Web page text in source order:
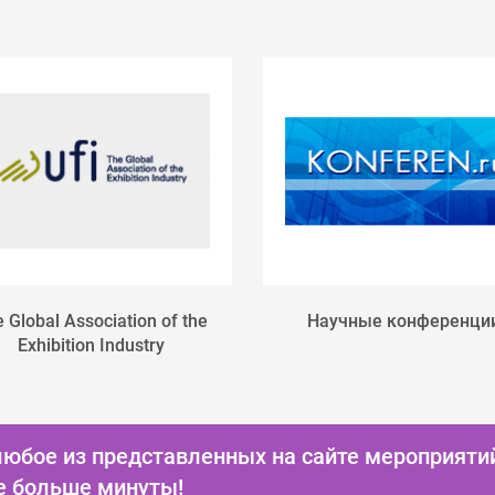
Global Association of the
Exhibition Industry
Научные
из представленных на сайте
больше минуты!